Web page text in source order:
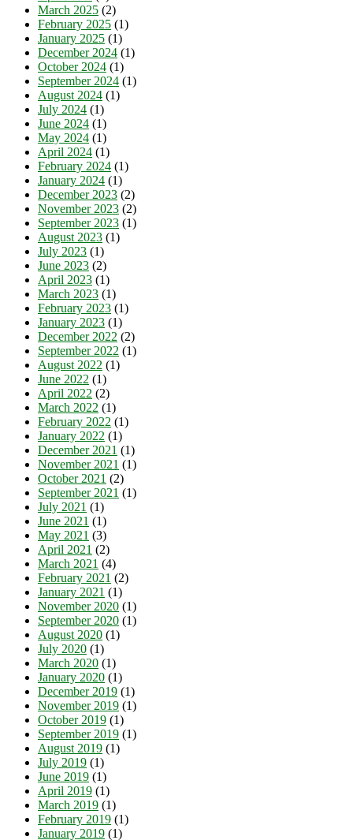
March 2025 (2)
February 2025 (1)
January 2025 (1)
December 2024 (1)
October 2024 (1)
September 2024 (1)
August 2024 (1)
July 2024 (1)
June 2024 (1)
May 2024 (1)
April 2024 (1)
February 2024 (1)
January 2024 (1)
December 2023 (2)
November 2023 (2)
September 2023 (1)
August 2023 (1)
July 2023 (1)
June 2023 (2)
April 2023 (1)
March 2023 (1)
February 2023 (1)
January 2023 (1)
December 2022 (2)
September 2022 (1)
August 2022 (1)
June 2022 (1)
April 2022 (2)
March 2022 (1)
February 2022 (1)
January 2022 (1)
December 2021 (1)
November 2021 (1)
October 2021 (2)
September 2021 (1)
July 2021 (1)
June 2021 (1)
May 2021 (3)
April 2021 (2)
March 2021 (4)
February 2021 (2)
January 2021 (1)
November 2020 (1)
September 2020 (1)
August 2020 (1)
July 2020 (1)
March 2020 (1)
January 2020 (1)
December 2019 (1)
November 2019 (1)
October 2019 (1)
September 2019 (1)
August 2019 (1)
July 2019 (1)
June 2019 (1)
April 2019 (1)
March 2019 (1)
February 2019 (1)
January 2019 (1)